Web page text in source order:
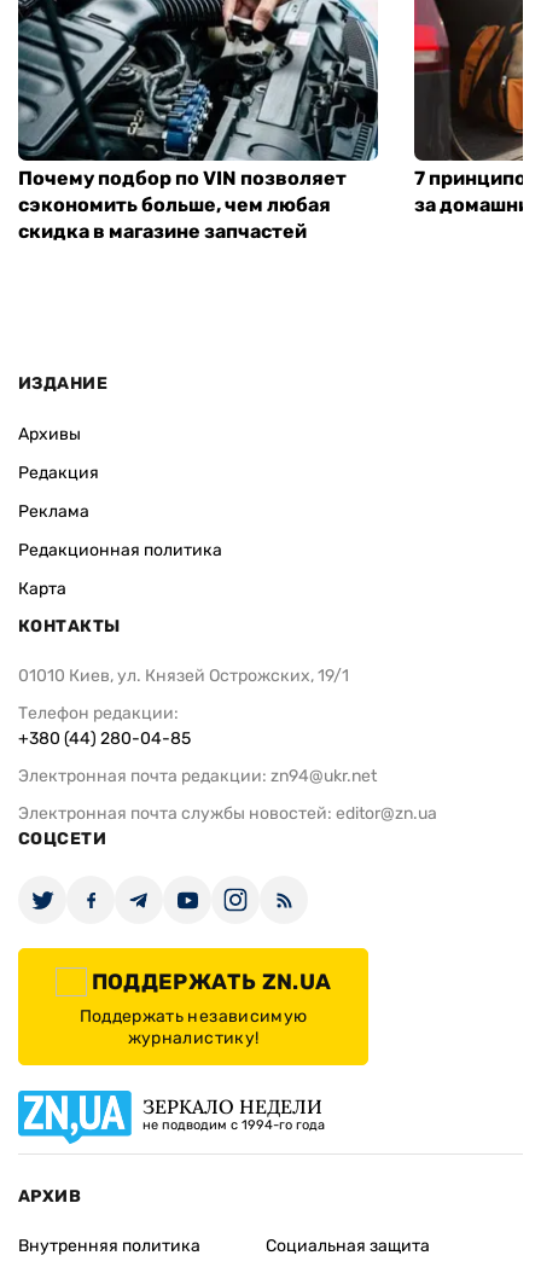
Почему подбор по VIN позволяет
сэкономить больше, чем любая
скидка в магазине запчастей
7
за
ИЗДАНИЕ
Архивы
Редакция
Реклама
Редакционная политика
Карта
КОНТАКТЫ
01010 Киев, ул. Князей Острожских, 19/1
Телефон редакции:
+380 (44) 280-04-85
Электронная почта редакции: zn94@ukr.net
Электронная почта службы новостей: editor@zn.ua
СОЦСЕТИ
ПОДДЕРЖАТЬ ZN.UA
Поддержать независимую
журналистику!
ЗЕРКАЛО НЕДЕЛИ
не подводим с 1994-го года
АРХИВ
Внутренняя политика
Социальная защита